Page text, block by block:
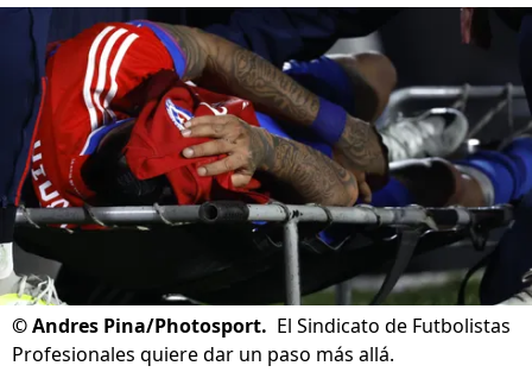
©Andres Pina/Photosport. El Sindicato de Futbolistas
Profesionales quiere dar un paso más allá.